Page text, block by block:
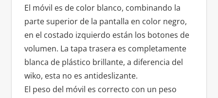
El móvil es de color blanco, combinando la
parte superior de la pantalla en color negro,
en el costado izquierdo están los botones de
volumen. La tapa trasera es completamente
blanca de plástico brillante, a diferencia del
wiko, esta no es antideslizante.
El peso del móvil es correcto con un peso